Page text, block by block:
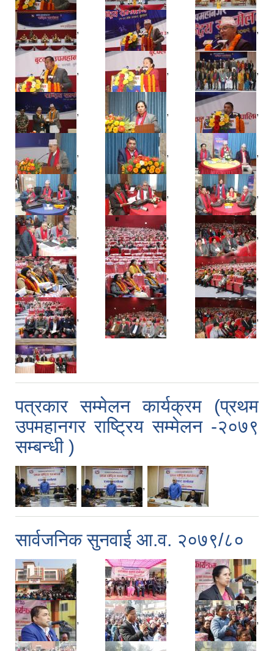
, , ,
, , ,
, , ,
, , ,
, , ,
, , ,
, , ,
, , ,
पत्रकार सम्मेलन कार्यक्रम (प्रथम
उपमहानगर राष्ट्रिय सम्मेलन -२०७९
सम्बन्धी )
, ,
सार्वजनिक सुनवाई आ.व. २०७९/८०
, , ,
, , ,